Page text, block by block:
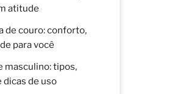
atitude
de couro: conforto,
para você
masculino: tipos,
dicas de uso